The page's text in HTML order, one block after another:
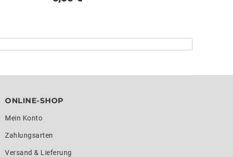
ONLINE-SHOP
Mein Konto
Zahlungsarten
Versand & Lieferung